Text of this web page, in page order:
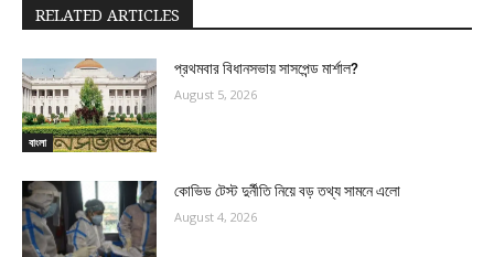
RELATED ARTICLES
বাংলা
প্রথমবার বিধানসভায় সাসপেন্ড মার্শাল?
August 5, 2026
কোভিড টেস্ট দুর্নীতি নিয়ে বড় তথ্য সামনে এলো
August 4, 2026